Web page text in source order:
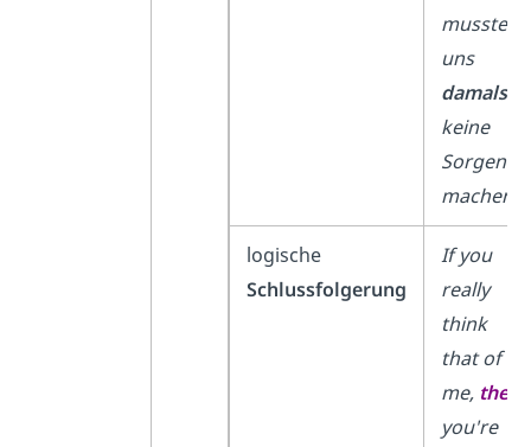
mussten
uns
damals
keine
Sorgen
machen.
logische
Schlussfolgerung
If you
really
think
that of
me, then
you′re